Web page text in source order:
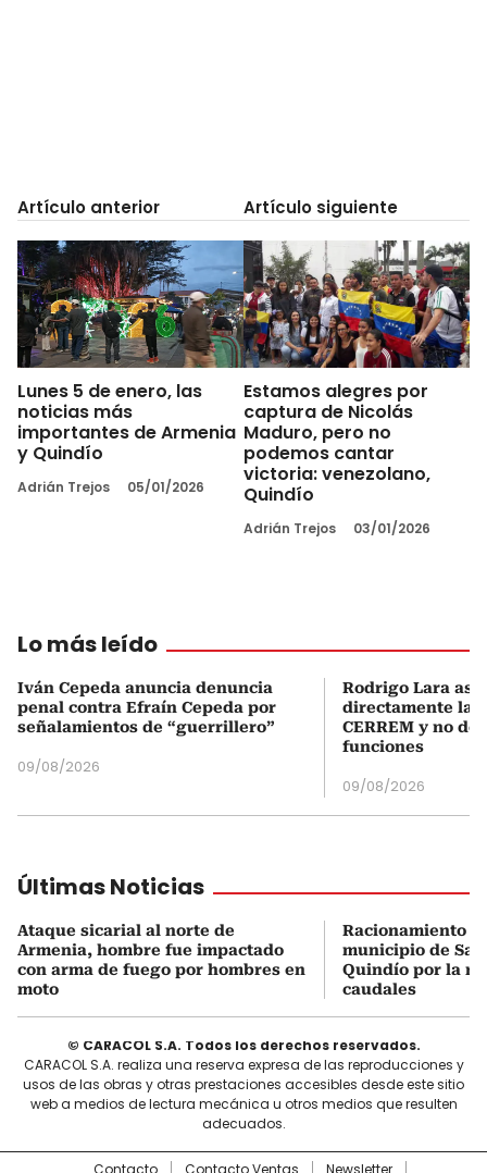
Artículo anterior
Lunes 5 de enero, las
noticias más
importantes de Armenia
y Quindío
Adrián Trejos 05/01/2026
Artículo siguiente
Estamos alegres por
captura de Nicolás
Maduro, pero no
podemos cantar
victoria: venezolano,
Quindío
Adrián Trejos 03/01/2026
Lo más leído
Iván Cepeda anuncia denuncia
penal contra Efraín Cepeda por
señalamientos de “guerrillero”
09/08/2026
Rodrigo Lara
directamente la
CERREM y no
funciones
09/08/2026
Últimas Noticias
Ataque sicarial al norte de
Armenia, hombre fue impactado
con arma de fuego por hombres en
moto
Racionamiento
municipio de
Quindío por la
caudales
© CARACOL S.A. Todos los derechos reservados.
CARACOL S.A. realiza una reserva expresa de las reproducciones y
usos de las obras y otras prestaciones accesibles desde este sitio
web a medios de lectura mecánica u otros medios que resulten
adecuados.
Contacto Contacto Ventas Newsletter